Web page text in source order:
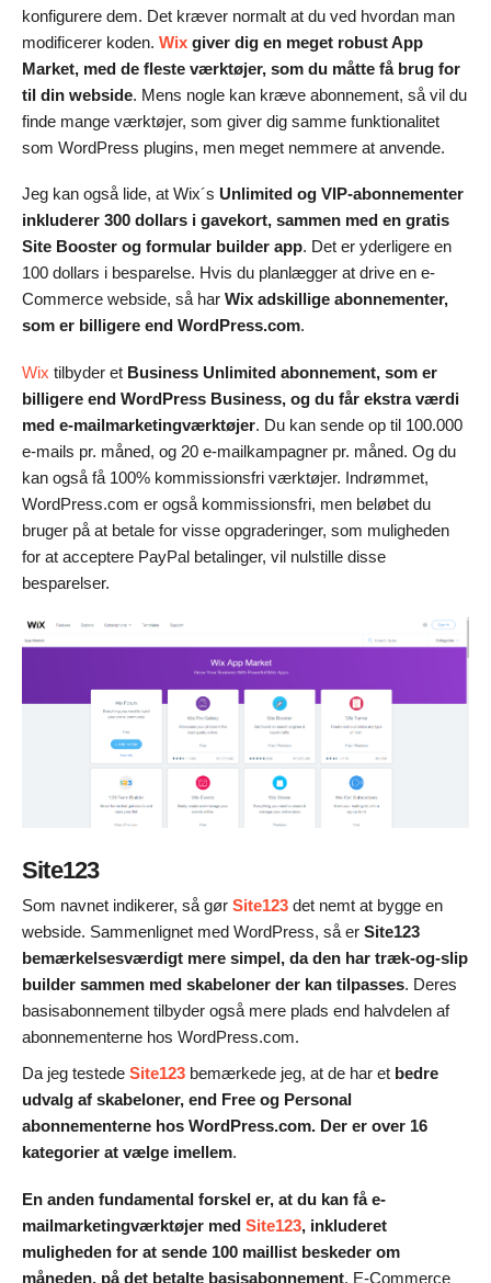
konfigurere dem. Det kræver normalt at du ved hvordan man
modificerer koden. Wix giver dig en meget robust App
Market, med de fleste værktøjer, som du måtte få brug for
til din webside. Mens nogle kan kræve abonnement, så vil du
finde mange værktøjer, som giver dig samme funktionalitet
som WordPress plugins, men meget nemmere at anvende.
Jeg kan også lide, at Wix´s Unlimited og VIP-abonnementer
inkluderer 300 dollars i gavekort, sammen med en gratis
Site Booster og formular builder app. Det er yderligere en
100 dollars i besparelse. Hvis du planlægger at drive en e-
Commerce webside, så har Wix adskillige abonnementer,
som er billigere end WordPress.com.
Wix tilbyder et Business Unlimited abonnement, som er
billigere end WordPress Business, og du får ekstra værdi
med e-mailmarketingværktøjer. Du kan sende op til 100.000
e-mails pr. måned, og 20 e-mailkampagner pr. måned. Og du
kan også få 100% kommissionsfri værktøjer. Indrømmet,
WordPress.com er også kommissionsfri, men beløbet du
bruger på at betale for visse opgraderinger, som muligheden
for at acceptere PayPal betalinger, vil nulstille disse
besparelser.
Site123
Som navnet indikerer, så gør Site123 det nemt at bygge en
webside. Sammenlignet med WordPress, så er Site123
bemærkelsesværdigt mere simpel, da den har træk-og-slip
builder sammen med skabeloner der kan tilpasses. Deres
basisabonnement tilbyder også mere plads end halvdelen af
abonnementerne hos WordPress.com.
Da jeg testede Site123 bemærkede jeg, at de har et bedre
udvalg af skabeloner, end Free og Personal
abonnementerne hos WordPress.com. Der er over 16
kategorier at vælge imellem.
En anden fundamental forskel er, at du kan få e-
mailmarketingværktøjer med Site123, inkluderet
muligheden for at sende 100 maillist beskeder om
måneden, på det betalte basisabonnement. E-Commerce